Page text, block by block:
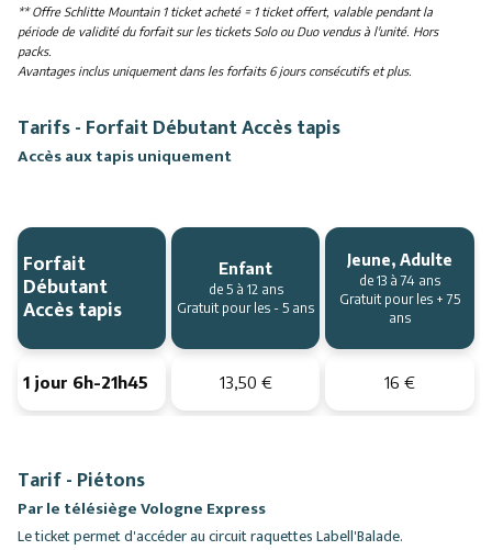
** Offre Schlitte Mountain 1 ticket acheté = 1 ticket offert, valable pendant la
période de validité du forfait sur les tickets Solo ou Duo vendus à l'unité. Hors
packs.
Avantages inclus uniquement dans les forfaits 6 jours consécutifs et plus.
Tarifs - Forfait Débutant Accès tapis
Accès aux tapis uniquement
Forfait
Débutant
Accès tapis
Enfant
de 5 à 12 ans
Gratuit pour les - 5 ans
Jeune, Adulte
de 13 à 74 ans
Gratuit pour les + 75
ans
1 jour 6h-21h45 13,50 € 16 €
Tarif - Piétons
Par le télésiège Vologne Express
Le ticket permet d'accéder au circuit raquettes Labell'Balade.